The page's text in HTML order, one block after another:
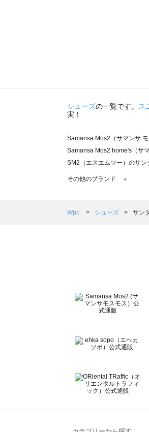
シューズの一覧です。 ス
実！
Samansa Mos2（サマンサ
Samansa Mos2 home's（サ
SM2（エスエムツー）のサン
TSUHARU by Samansa
Samansa Mos2 Lagom（サ
BETTY'S BLUE（べティー
Wpc.（ワールドパーティー）
その他のブランド ＋
Wpc. シューズ サン